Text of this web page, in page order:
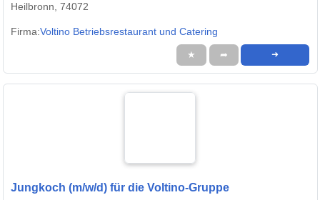
Heilbronn, 74072
Firma:Voltino Betriebsrestaurant und Catering
★ ➦ ➜
Jungkoch (m/w/d) für die Voltino-Gruppe